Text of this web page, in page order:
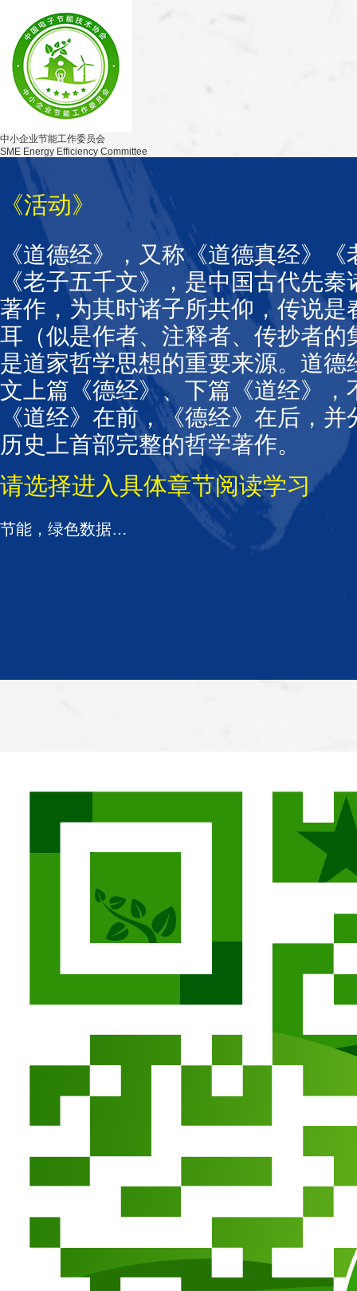
中小企业节能工作委员会
SME Energy Efficiency Committee
《活动》
《道德经》，又称《道德真经》
《老子五千文》，是中国古代先
著作，为其时诸子所共仰，传说是
耳（似是作者、注释者、传抄者的
是道家哲学思想的重要来源。道德
文上篇《德经》、下篇《道经》，
《道经》在前，《德经》在后，
历史上首部完整的哲学著作。
请选择进入具体章节阅读学习
节能，绿色数据中心未来|GDCT 2019